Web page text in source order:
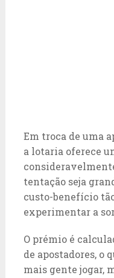
Em troca de uma
a lotaria oferece
tentação seja
custo-benefício
experimentar a
O prémio é
de apostadores, o
mais gente jogar,